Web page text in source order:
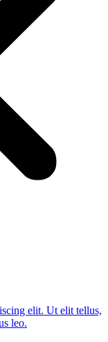
elit. Ut elit tellus,
leo.